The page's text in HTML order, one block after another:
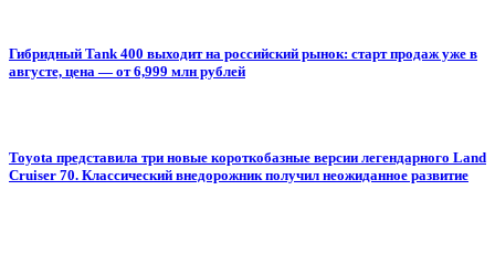
Гибридный Tank 400 выходит на российский рынок: старт продаж уже в
августе, цена — от 6,999 млн рублей
Toyota представила три новые короткобазные версии легендарного Land
Cruiser 70. Классический внедорожник получил неожиданное развитие